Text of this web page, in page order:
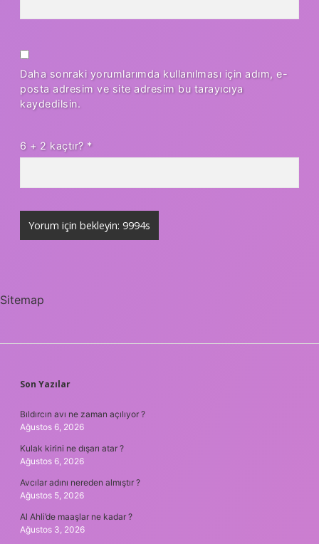
Daha sonraki yorumlarımda kullanılması için adım, e-
posta adresim ve site adresim bu tarayıcıya
kaydedilsin.
6 + 2 kaçtır? *
Sitemap
SIDEBAR
Son Yazılar
Bıldırcın avı ne zaman açılıyor ?
Ağustos 6, 2026
Kulak kirini ne dışarı atar ?
Ağustos 6, 2026
Avcılar adını nereden almıştır ?
Ağustos 5, 2026
Al Ahli’de maaşlar ne kadar ?
Ağustos 3, 2026